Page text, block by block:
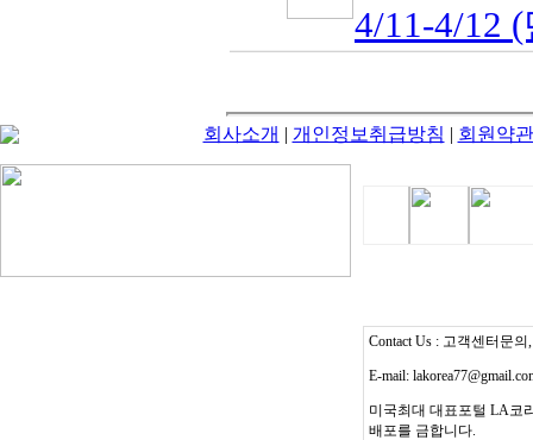
4/11-4/12
회사소개 | 개인정보취급방침 | 회원약관
Contact Us : 고객센터문의
E-mail:
미국최대 대표포털 LA코
배포를 금합니다.